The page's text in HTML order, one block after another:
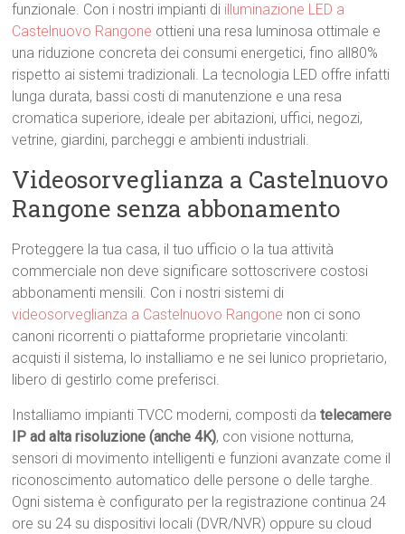
funzionale. Con i nostri impianti di illuminazione LED a
Castelnuovo Rangone ottieni una resa luminosa ottimale e
una riduzione concreta dei consumi energetici, fino all80%
rispetto ai sistemi tradizionali. La tecnologia LED offre infatti
lunga durata, bassi costi di manutenzione e una resa
cromatica superiore, ideale per abitazioni, uffici, negozi,
vetrine, giardini, parcheggi e ambienti industriali.
Videosorveglianza a Castelnuovo
Rangone senza abbonamento
Proteggere la tua casa, il tuo ufficio o la tua attività
commerciale non deve significare sottoscrivere costosi
abbonamenti mensili. Con i nostri sistemi di
videosorveglianza a Castelnuovo Rangone non ci sono
canoni ricorrenti o piattaforme proprietarie vincolanti:
acquisti il sistema, lo installiamo e ne sei lunico proprietario,
libero di gestirlo come preferisci.
Installiamo impianti TVCC moderni, composti datelecamere
IP ad alta risoluzione (anche 4K), con visione notturna,
sensori di movimento intelligenti e funzioni avanzate come il
riconoscimento automatico delle persone o delle targhe.
Ogni sistema è configurato per la registrazione continua 24
ore su 24 su dispositivi locali (DVR/NVR) oppure su cloud